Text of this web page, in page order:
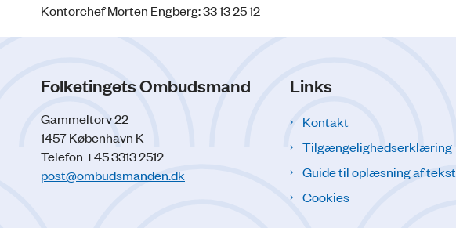
Kontorchef Morten Engberg: 33 13 25 12
Folketingets Ombudsmand
Gammeltorv 22
1457 København K
Telefon +45 3313 2512
post@ombudsmanden.dk
Links
Kontakt
Tilgængelighedserklæring
Guide til oplæsning af tekst
Cookies